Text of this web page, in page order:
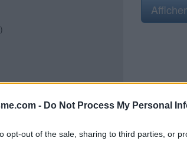
- Do Not Process My Personal
opt-out of the sale, sharing to third parties, or